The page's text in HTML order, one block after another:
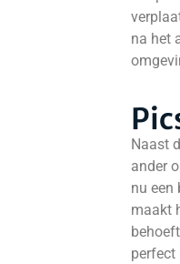
na het
Naast
ander
nu een
maakt
perfect